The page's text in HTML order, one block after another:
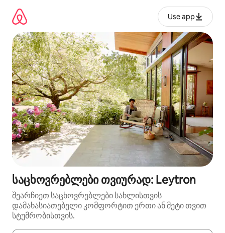
გადასვლა
Use app
საცხოვრებლები თვიურად: Leytron
შეარჩიეთ საცხოვრებლები სახლისთვის
დამახასიათებელი კომფორტით ერთი ან მეტი თვით
სტუმრობისთვის.